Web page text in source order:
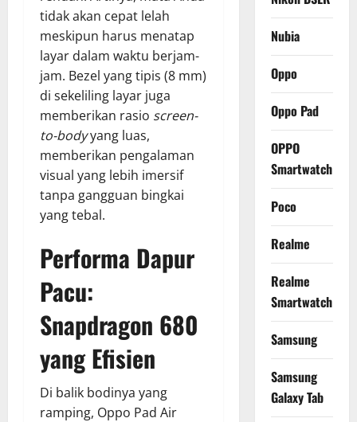
tidak akan cepat lelah
meskipun harus menatap
layar dalam waktu berjam-
jam. Bezel yang tipis (8 mm)
di sekeliling layar juga
memberikan rasio screen-
to-bodyyang luas,
memberikan pengalaman
visual yang lebih imersif
tanpa gangguan bingkai
yang tebal.
Performa Dapur
Pacu:
Snapdragon 680
yang Efisien
Di balik bodinya yang
ramping, Oppo Pad Air
Nubia
Oppo
Oppo Pad
OPPO
Smartwatch
Poco
Realme
Realme
Smartwatch
Samsung
Samsung
Galaxy Tab